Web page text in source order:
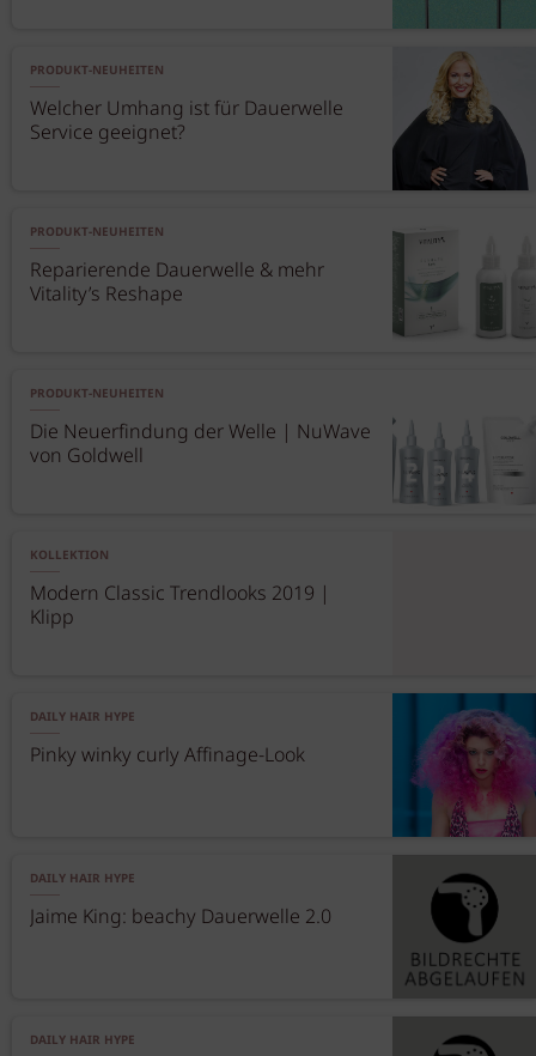
PRODUKT-NEUHEITEN
Welcher Umhang ist für Dauerwelle
Service geeignet?
PRODUKT-NEUHEITEN
Reparierende Dauerwelle & mehr
Vitality’s Reshape
PRODUKT-NEUHEITEN
Die Neuerfindung der Welle | NuWave
von Goldwell
KOLLEKTION
Modern Classic Trendlooks 2019 |
Klipp
DAILY HAIR HYPE
Pinky winky curly Affinage-Look
DAILY HAIR HYPE
Jaime King: beachy Dauerwelle 2.0
DAILY HAIR HYPE